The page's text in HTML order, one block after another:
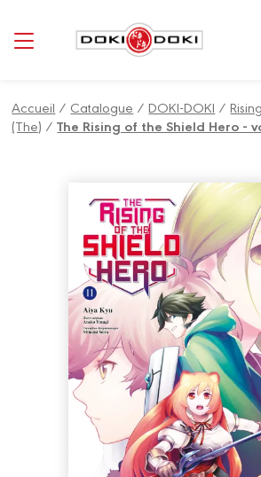
Accueil / Catalogue /DOKI-DOKI /
(The) /The Rising of the Shield Hero -